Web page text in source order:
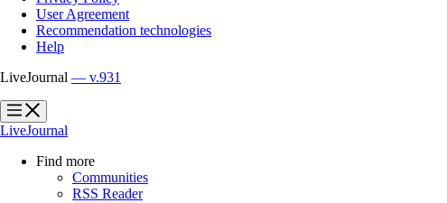
User Agreement
Recommendation technologies
Help
LiveJournal — v.931
?
?
LiveJournal
Find more
Communities
RSS Reader